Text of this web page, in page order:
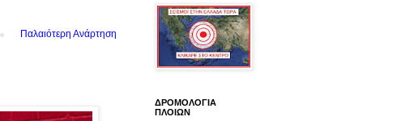
Παλαιότερη Ανάρτηση
ΔΡΟΜΟΛΟΓΙΑ
ΠΛΟΙΩΝ